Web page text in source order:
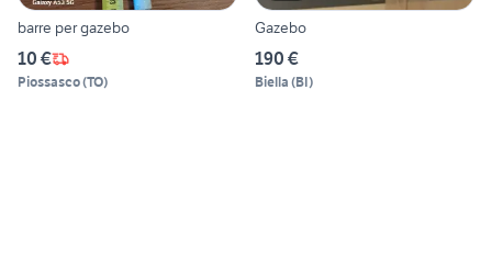
barre per gazebo
10 €
Piossasco(TO)
Gazebo
190 €
Biella (BI)